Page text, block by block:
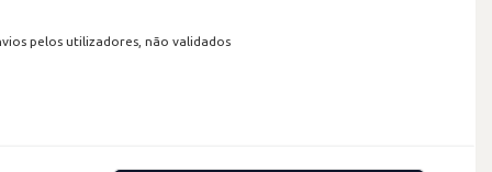
pelos utilizadores, não validados